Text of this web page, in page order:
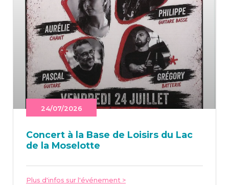
24/07/2026
Concert à la Base de Loi­sirs du Lac
de la Moselotte
Plus d'infos sur l'événement >